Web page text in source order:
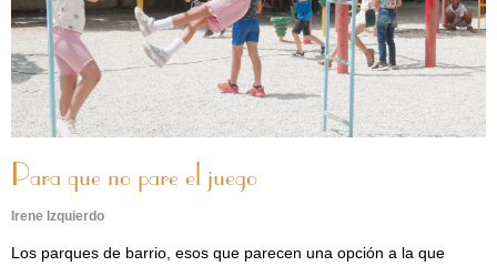
Para que no pare el juego
Irene Izquierdo
Los parques de barrio, esos que parecen una opción a la que